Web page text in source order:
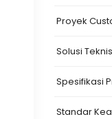
Proyek
Solusi Teknis
Spesifikasi
Standar